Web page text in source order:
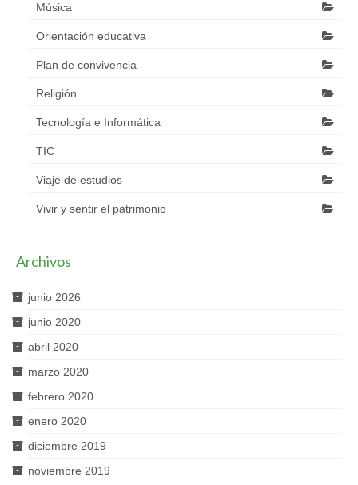
Música
Orientación educativa
Plan de convivencia
Religión
Tecnología e Informática
TIC
Viaje de estudios
Vivir y sentir el patrimonio
Archivos
junio 2026
junio 2020
abril 2020
marzo 2020
febrero 2020
enero 2020
diciembre 2019
noviembre 2019